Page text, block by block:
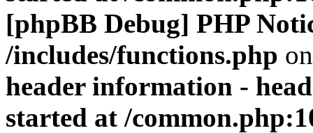
[phpBB Debug] PHP
/includes/functions.php
header information -
started at /